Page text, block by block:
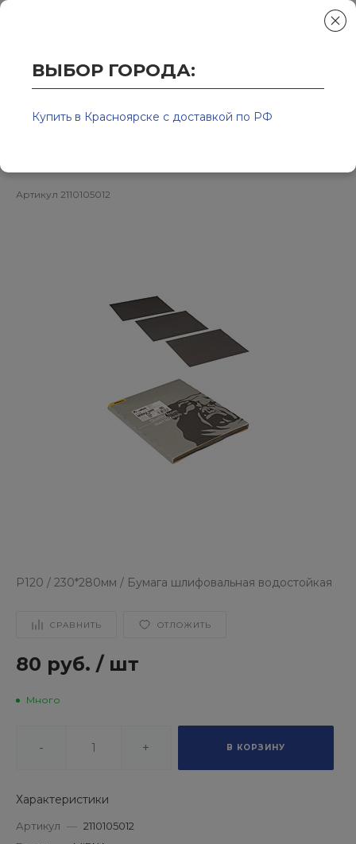
Колор-Авто - магазин лакокрасочной продукции и
Р120 / 230*280мм / Бумага
Артикул 2110105012
Р120 / 230*280мм / Бумага шлифовальная водостойкая
СРАВНИТЬ ОТЛОЖИТЬ
80 руб. / шт
Много
- + В КОРЗИНУ
Характеристики
Артикул — 2110105012
ВЫБОР ГОРОДА:
Купить в Красноярске с доставкой по РФ